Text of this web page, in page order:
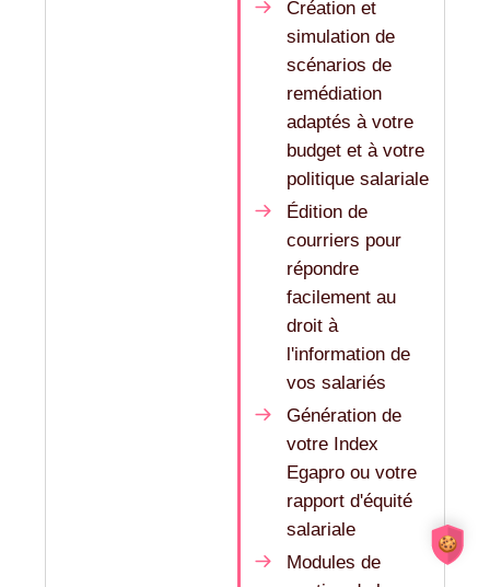
Création et
simulation de
scénarios de
remédiation
adaptés à votre
budget et à votre
politique salariale
Édition de
courriers pour
répondre
facilement au
droit à
l'information de
vos salariés
Génération de
votre Index
Egapro ou votre
rapport d'équité
salariale
Modules de